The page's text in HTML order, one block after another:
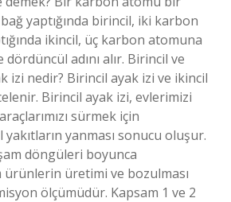
yaptığında birincil, iki karbon
ikincil, üç karbon atomuna
dördüncül adını alır. Birincil ve
izi nedir? Birincil ayak izi ve ikincil
Birincil ayak izi, evlerimizi
sürmek için
yakıtların yanması sonucu oluşur.
döngüleri boyunca
ürünlerin üretimi ve bozulması
ölçümüdür. Kapsam 1 ve 2